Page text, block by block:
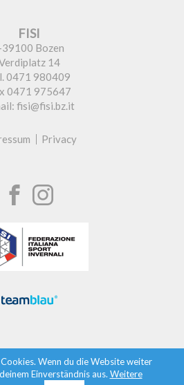
FISI
Bozen
14
0471 980409
0471 975647
fisi@fisi.bz.it
Privacy
Wenn du die Website weiter
Einverständnis aus. Weitere